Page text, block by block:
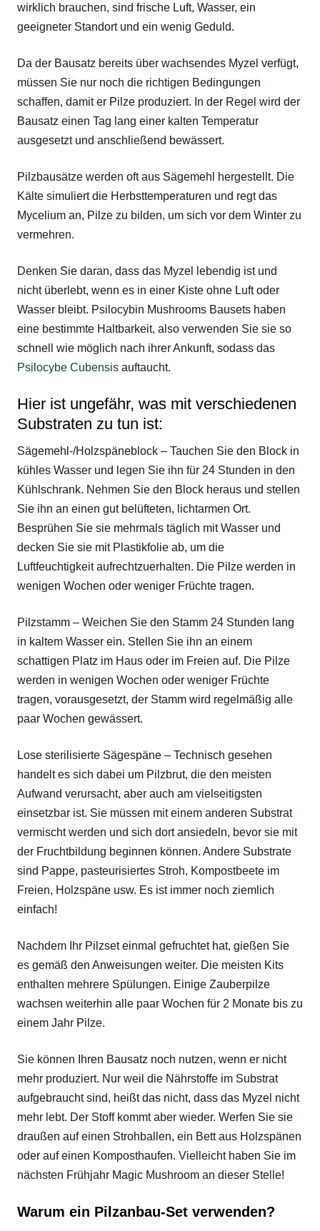
wirklich brauchen, sind frische Luft, Wasser, ein
geeigneter Standort und ein wenig Geduld.
Da der Bausatz bereits über wachsendes Myzel verfügt,
müssen Sie nur noch die richtigen Bedingungen
schaffen, damit er Pilze produziert. In der Regel wird der
Bausatz einen Tag lang einer kalten Temperatur
ausgesetzt und anschließend bewässert.
Pilzbausätze werden oft aus Sägemehl hergestellt. Die
Kälte simuliert die Herbsttemperaturen und regt das
Mycelium an, Pilze zu bilden, um sich vor dem Winter zu
vermehren.
Denken Sie daran, dass das Myzel lebendig ist und
nicht überlebt, wenn es in einer Kiste ohne Luft oder
Wasser bleibt. Psilocybin Mushrooms Bausets haben
eine bestimmte Haltbarkeit, also verwenden Sie sie so
schnell wie möglich nach ihrer Ankunft, sodass das
Psilocybe Cubensis auftaucht.
Hier ist ungefähr, was mit verschiedenen
Substraten zu tun ist:
Sägemehl-/Holzspäneblock – Tauchen Sie den Block in
kühles Wasser und legen Sie ihn für 24 Stunden in den
Kühlschrank. Nehmen Sie den Block heraus und stellen
Sie ihn an einen gut belüfteten, lichtarmen Ort.
Besprühen Sie sie mehrmals täglich mit Wasser und
decken Sie sie mit Plastikfolie ab, um die
Luftfeuchtigkeit aufrechtzuerhalten. Die Pilze werden in
wenigen Wochen oder weniger Früchte tragen.
Pilzstamm – Weichen Sie den Stamm 24 Stunden lang
in kaltem Wasser ein. Stellen Sie ihn an einem
schattigen Platz im Haus oder im Freien auf. Die Pilze
werden in wenigen Wochen oder weniger Früchte
tragen, vorausgesetzt, der Stamm wird regelmäßig alle
paar Wochen gewässert.
Lose sterilisierte Sägespäne – Technisch gesehen
handelt es sich dabei um Pilzbrut, die den meisten
Aufwand verursacht, aber auch am vielseitigsten
einsetzbar ist. Sie müssen mit einem anderen Substrat
vermischt werden und sich dort ansiedeln, bevor sie mit
der Fruchtbildung beginnen können. Andere Substrate
sind Pappe, pasteurisiertes Stroh, Kompostbeete im
Freien, Holzspäne usw. Es ist immer noch ziemlich
einfach!
Nachdem Ihr Pilzset einmal gefruchtet hat, gießen Sie
es gemäß den Anweisungen weiter. Die meisten Kits
enthalten mehrere Spülungen. Einige Zauberpilze
wachsen weiterhin alle paar Wochen für 2 Monate bis zu
einem Jahr Pilze.
Sie können Ihren Bausatz noch nutzen, wenn er nicht
mehr produziert. Nur weil die Nährstoffe im Substrat
aufgebraucht sind, heißt das nicht, dass das Myzel nicht
mehr lebt. Der Stoff kommt aber wieder. Werfen Sie sie
draußen auf einen Strohballen, ein Bett aus Holzspänen
oder auf einen Komposthaufen. Vielleicht haben Sie im
nächsten Frühjahr Magic Mushroom an dieser Stelle!
Warum ein Pilzanbau-Set verwenden?